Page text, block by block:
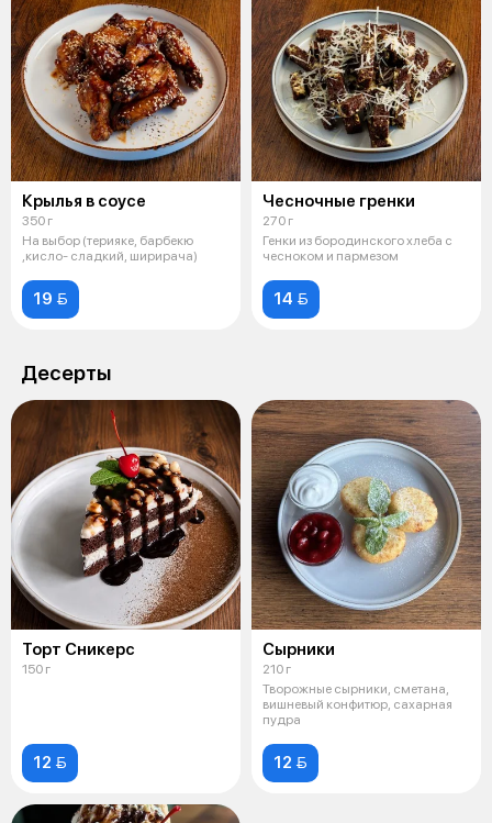
Крылья в соусе
350 г
На выбор (терияке, барбекю
,кисло- сладкий, ширирача)
19 
Чесночные гренки
270 г
Генки из бородинского хлеба с
чесноком и пармезом
14 
Десерты
Торт Сникерс
150 г
12 
Сырники
210 г
Творожные сырники, сметана,
вишневый конфитюр, сахарная
пудра
12 